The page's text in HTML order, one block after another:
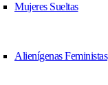
Mujeres Sueltas
Alienígenas Feministas